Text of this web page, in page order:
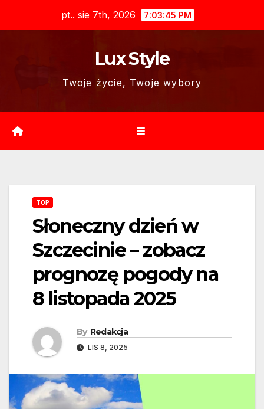
pt.. sie 7th, 2026 7:03:46 PM
Lux Style
Twoje życie, Twoje wybory
TOP
Słoneczny dzień w
Szczecinie – zobacz
prognozę pogody na
8 listopada 2025
By Redakcja
LIS 8, 2025